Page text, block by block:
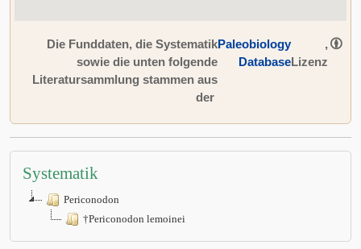
Die Funddaten, die Systematik
sowie die unten folgende
Literatursammlung stammen aus
der
Paleobiology
Database
,
Lizenz
Systematik
Periconodon
†Periconodon lemoinei